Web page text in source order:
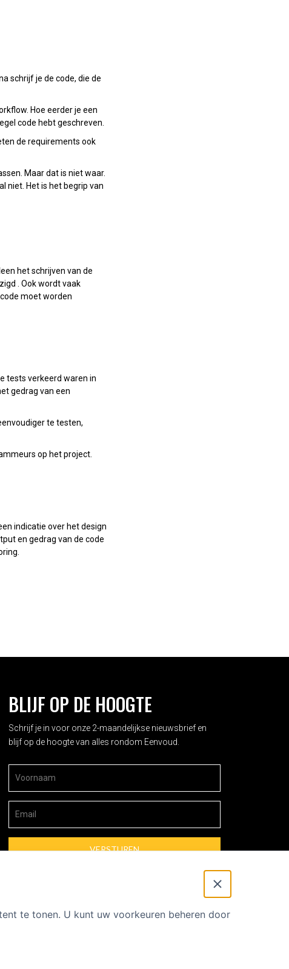
schrijf je de code, die de
Hoe eerder je een
code hebt geschreven.
de requirements ook
Maar dat is niet waar.
niet. Het is het begrip van
het schrijven van de
. Ook wordt vaak
moet worden
tests verkeerd waren in
gedrag van een
te testen,
op het project.
indicatie over het design
en gedrag van de code
BLIJF OP DE HOOGTE
Schrijf je in voor onze 2-maandelijkse nieuwsbrief en
blijf op de hoogte van alles rondom Eenvoud.
te tonen. U kunt uw voorkeuren beheren door